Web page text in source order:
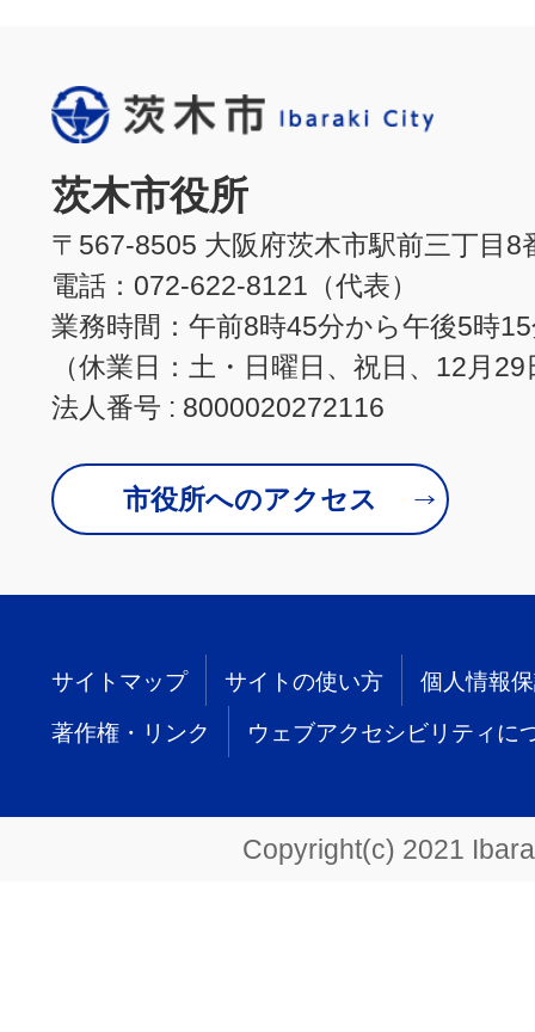
茨木市役所
〒567-8505 大阪府茨木市駅前三丁目8
電話：072-622-8121（代表）
業務時間：午前8時45分から午後5時
（休業日：土・日曜日、祝日、12月
法人番号 : 8000020272116
市役所へのアクセス
サイトマップ サイトの使い方 個人情報
著作権・リンク ウェブアクセシビリティに
Copyright(c) 2021